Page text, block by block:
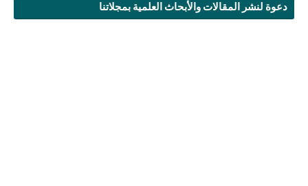
دعوة لنشر المقالات والأبحاث العلمية بمجلاتنا